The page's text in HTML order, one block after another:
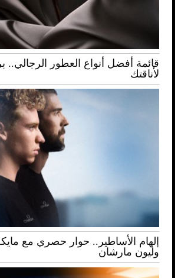
قائمة أفضل أنواع العطور الرجالي..
لأناقتك
إلهام الأساطير.. حوار حصري مع
وليون مارشان